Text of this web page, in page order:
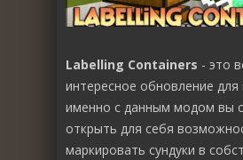
Labelling Containers - это
интересное обновление
именно с данным модом вы
открыть для себя
маркировать сундуки в